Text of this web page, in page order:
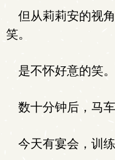
但从莉莉安的视
笑。
是不怀好意的笑。
数十分钟后，马车
今天有宴会，训练